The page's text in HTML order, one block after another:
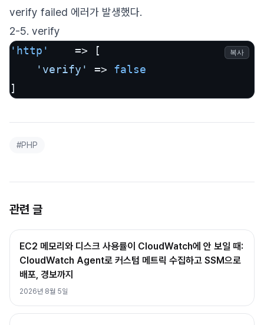
verify failed 에러가 발생했다.
2-5. verify
'http'
    => [
'verify'
=> false
복사
#PHP
관련 글
EC2 메모리와 디스크 사용률이 CloudWatch에 안 보일 때:
CloudWatch Agent로 커스텀 메트릭 수집하고 SSM으로
배포, 경보까지
2026년 8월 5일